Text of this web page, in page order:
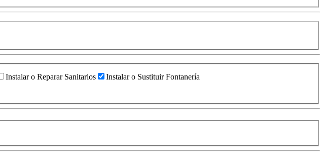
Instalar o Reparar Sanitarios Instalar o Sustituir Fontanería